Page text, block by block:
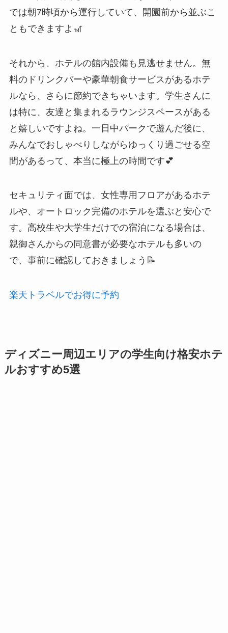
では朝7時頃から運行していて、開園前から並ぶこ
ともできますよ🎢
それから、ホテルの館内設備も見逃せません。無
料のドリンクバーや豪華朝食サービスがあるホテ
ルなら、さらに節約できちゃいます。学生さんに
は特に、友達と集まれるラウンジスペースがある
と嬉しいですよね。一日中パークで遊んだ後に、
みんなでおしゃべりしながらゆっくり過ごせる空
間があるって、本当に極上の時間です💕
セキュリティ面では、女性専用フロアがあるホテ
ルや、オートロック完備のホテルを選ぶと安心で
す。高校生や大学生だけでの宿泊になる場合は、
親御さんからの同意書が必要なホテルも多いの
で、事前に確認しておきましょう📝
楽天トラベルでお得に予約
ディズニー周辺エリアの学生向け格安ホテ
ルおすすめ5選